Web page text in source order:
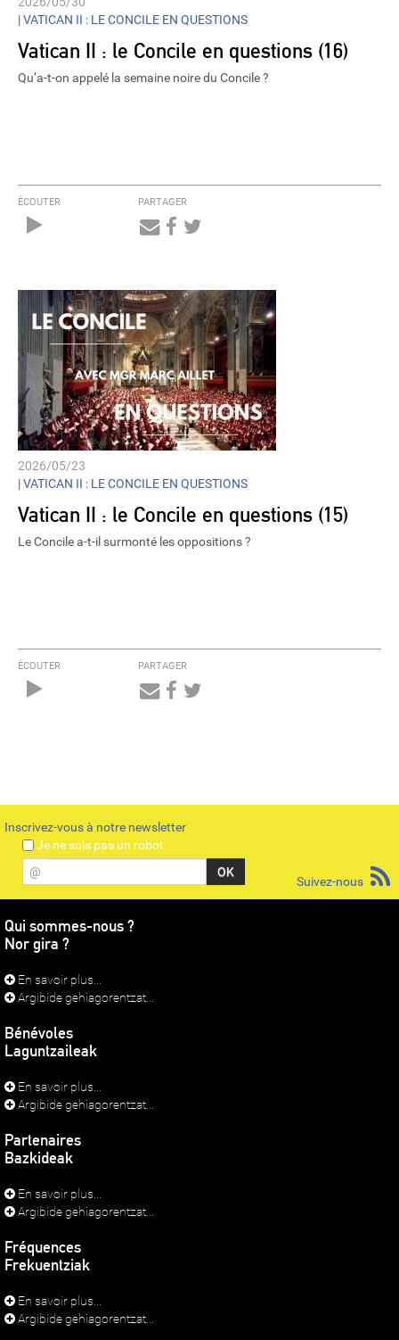
|VATICAN II : LE CONCILE EN QUESTIONS
Vatican II : le Concile en questions (16)
Qu’a-t-on appelé la semaine noire du Concile ?
ÉCOUTER PARTAGER
2026/05/23
|VATICAN II : LE CONCILE EN QUESTIONS
Vatican II : le Concile en questions (15)
Le Concile a-t-il surmonté les oppositions ?
ÉCOUTER PARTAGER
Inscrivez-vous à notre newsletter
Je ne suis pas un robot
@
Suivez-nous
Qui sommes-nous ?
Nor gira ?
En savoir plus...
Argibide gehiagorentzat...
Bénévoles
Laguntzaileak
En savoir plus...
Argibide gehiagorentzat...
Partenaires
Bazkideak
En savoir plus...
Argibide gehiagorentzat...
Fréquences
Frekuentziak
En savoir plus...
Argibide gehiagorentzat...